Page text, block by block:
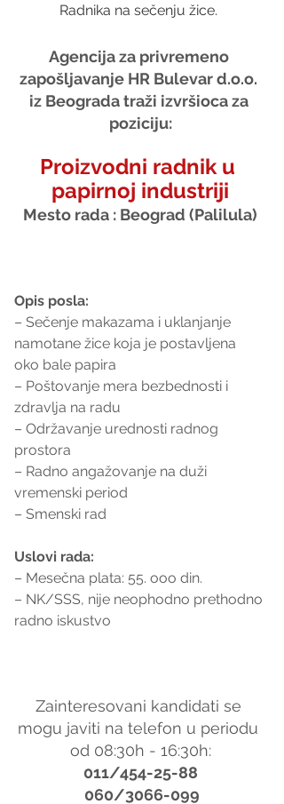
Radnika na sečenju žice.
Agencija za privremeno
zapošljavanje HR Bulevar d.o.o.
iz Beograda traži izvršioca za
poziciju:
Proizvodni radnik u
papirnoj industriji
Mesto rada : Beograd (Palilula)
Opis posla:
– Sečenje makazama i uklanjanje
namotane žice koja je postavljena
oko bale papira
– Poštovanje mera bezbednosti i
zdravlja na radu
– Održavanje urednosti radnog
prostora
– Radno angažovanje na duži
vremenski period
– Smenski rad
Uslovi rada:
– Mesečna plata: 55. ooo din.
– NK/SSS, nije neophodno prethodno
radno iskustvo
Zainteresovani kandidati se
mogu javiti na telefon u periodu
od 08:30h - 16:30h:
011/454-25-88
060/3066-099